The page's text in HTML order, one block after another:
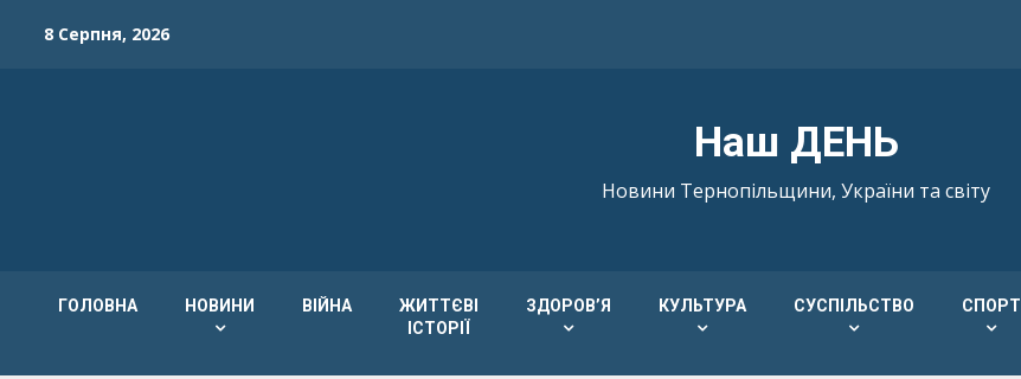
8 Серпня, 2026
Наш ДЕНЬ
Новини Тернопільщини, України та світу
ГОЛОВНА НОВИНИ ВІЙНА
ЖИТТЄВІ
ІСТОРІЇ
ЗДОРОВ’Я КУЛЬТУРА СУСПІЛЬСТВО СПОРТ